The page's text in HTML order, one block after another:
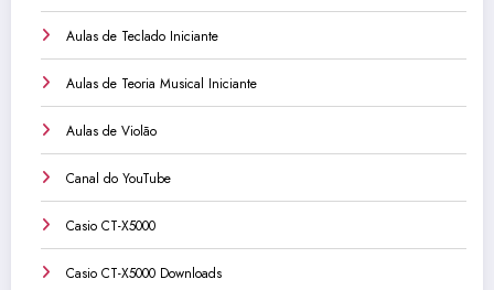
Aulas de Teclado Iniciante
Aulas de Teoria Musical Iniciante
Aulas de Violão
Canal do YouTube
Casio CT-X5000
Casio CT-X5000 Downloads